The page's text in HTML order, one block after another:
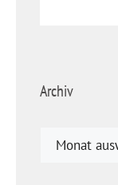
Archiv